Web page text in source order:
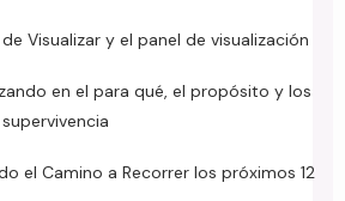
Visualizar y el panel de visualización
en el para qué, el propósito y los
el Camino a Recorrer los próximos 12